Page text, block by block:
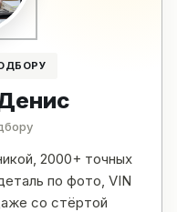
2000+ точных
по фото, VIN
со стёртой